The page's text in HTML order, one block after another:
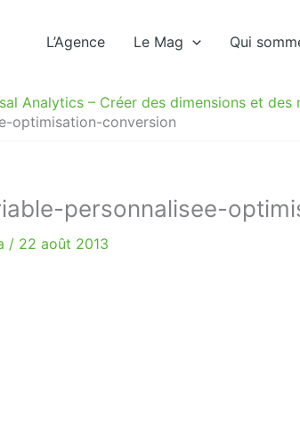
L’Agence Le Mag Qui
Analytics – Créer des dimensions et des
optimisation-conversion
personnalisee-
/ 22 août 2013